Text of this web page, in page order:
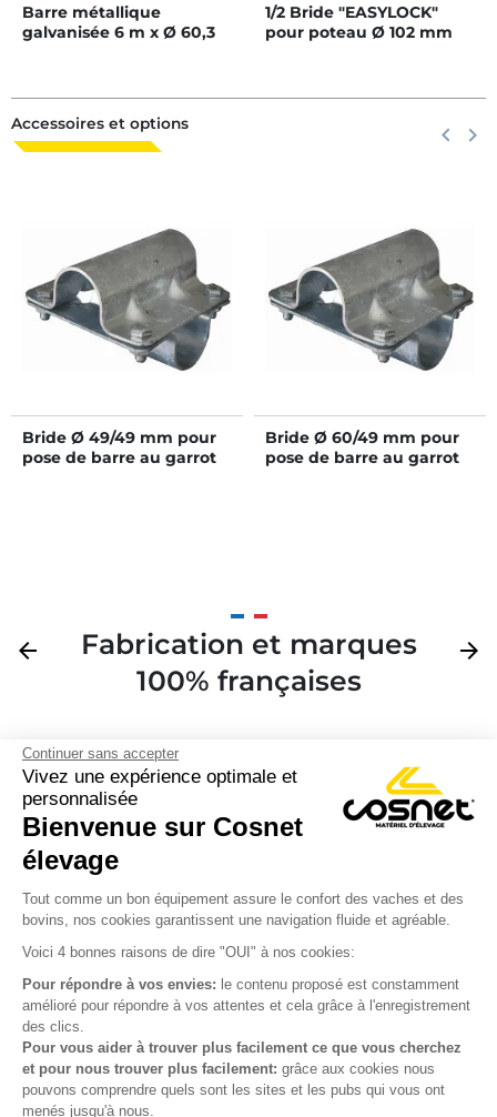
Continuer sans accepter
Vivez une expérience optimale et
personnalisée
Bienvenue sur Cosnet
élevage
Tout comme un bon équipement assure le confort des vaches et des
bovins, nos cookies garantissent une navigation fluide et agréable.
Voici 4 bonnes raisons de dire "OUI" à nos cookies:
Pour répondre à vos envies: le contenu proposé est constamment
amélioré pour répondre à vos attentes et cela grâce à l'enregistrement
des clics.
Pour vous aider à trouver plus facilement ce que vous cherchez
et pour nous trouver plus facilement: grâce aux cookies nous
pouvons comprendre quels sont les sites et les pubs qui vous ont
menés jusqu'à nous.
Barre métallique
galvanisée 6 m x Ø 60,3
1/2 Bride "EASYLOCK"
pour poteau Ø 102 mm
Accessoires et options keyboard_arrow_left keyboard_arrow_right
Bride Ø 49/49 mm pour
pose de barre au garrot
Bride Ø 60/49 mm pour
pose de barre au garrot
Précédent
arrow_back
Fabrication et marques
100% françaises
arrow_forward
Produits
Notre société